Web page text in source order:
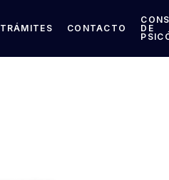
TRÁMITES CONTACTO
DE